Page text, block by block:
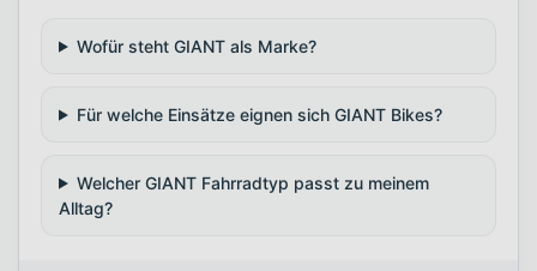
Wofür steht GIANT als Marke?
Für welche Einsätze eignen sich GIANT Bikes?
Welcher GIANT Fahrradtyp passt zu meinem
Alltag?